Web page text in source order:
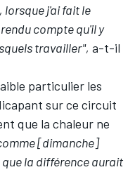
lorsque j'ai fait le
compte qu'il y
travailler", a-t-il
particulier les
sur ce circuit
que la chaleur ne
[dimanche]
la différence aurait